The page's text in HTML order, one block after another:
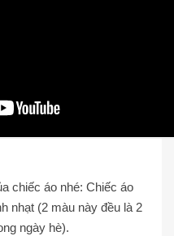
chiếc áo nhé: Chiếc áo
nhạt (2 màu này đều là 2
ngày hè).